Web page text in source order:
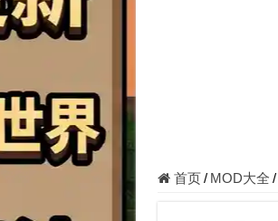
首页 / MOD大全 /